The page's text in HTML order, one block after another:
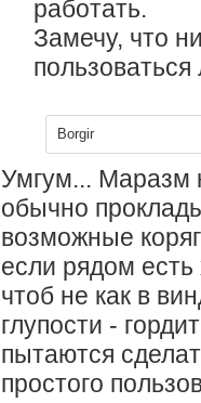
работать.
Замечу, что
Borgir
Умгум... Маразм
обычно
возможные
если рядом
чтоб не как в
глупости -
пытаются
простого